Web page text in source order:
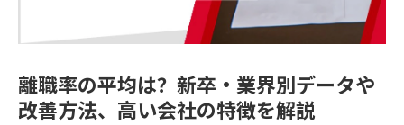
離職率の平均は？新卒・業界別データや
改善方法、高い会社の特徴を解説